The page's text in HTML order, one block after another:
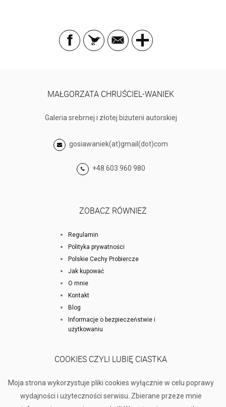
MAŁGORZATA CHRUŚCIEL-WANIEK
Galeria srebrnej i złotej biżuterii autorskiej
gosiawaniek(at)gmail(dot)com
+48 603 960 980
ZOBACZ RÓWNIEŻ
Regulamin
Polityka prywatności
Polskie Cechy Probiercze
Jak kupować
O mnie
Kontakt
Blog
Informacje o bezpieczeństwie i
użytkowaniu
COOKIES CZYLI LUBIĘ CIASTKA
Moja strona wykorzystuje pliki cookies wyłącznie w celu poprawy
wydajności i użyteczności serwisu. Zbierane przeze mnie